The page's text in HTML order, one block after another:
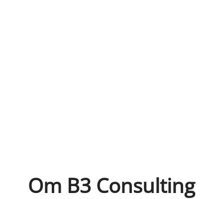
Om B3 Consulting